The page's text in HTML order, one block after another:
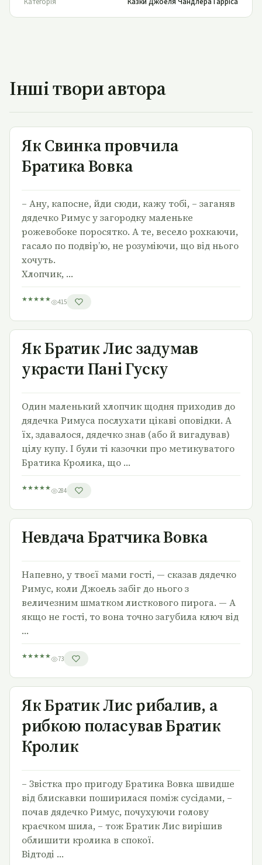
Інші твори автора
Як Свинка провчила Братика Вовка
Як Свинка провчила
Братика Вовка
– Ану, капосне, йди сюди, кажу тобі, – заганяв
дядечко Римус у загородку маленьке
рожевобоке поросятко. А те, весело рохкаючи,
гасало по подвір’ю, не розуміючи, що від нього
хочуть.
Хлопчик, …
★★★★★ 415
Як Братик Лис задумав украсти Пані Гуску
Як Братик Лис задумав
украсти Пані Гуску
Один маленький хлопчик щодня приходив до
дядечка Римуса послухати цікаві оповідки. А
їх, здавалося, дядечко знав (або й вигадував)
цілу купу. І були ті казочки про метикуватого
Братика Кролика, що …
★★★★★ 284
Невдача Братчика Вовка
Невдача Братчика Вовка
Напевно, у твоєї мами гості, — сказав дядечко
Римус, коли Джоель забіг до нього з
величезним шматком листкового пирога. — А
якщо не гості, то вона точно загубила ключ від
…
★★★★★ 73
Як Братик Лис рибалив, а
рибкою поласував Братик
Кролик
– Звістка про пригоду Братика Вовка швидше
від блискавки поширилася поміж сусідами, –
почав дядечко Римус, почухуючи голову
краєчком шила, – тож Братик Лис вирішив
облишити кролика в спокої.
Відтоді …